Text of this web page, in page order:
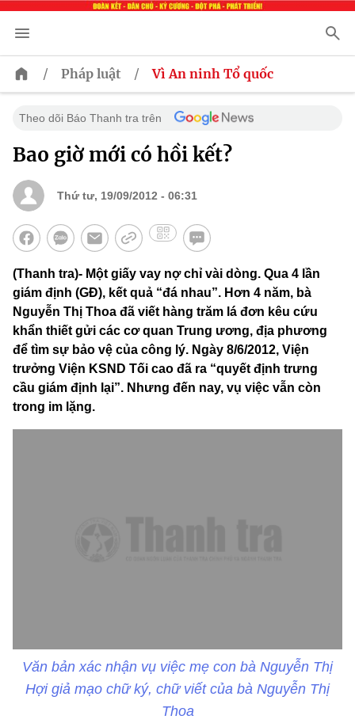
/ Pháp luật / Vì An ninh Tổ quốc
Theo dõi Báo Thanh tra trên
Bao giờ mới có hồi kết?
Thứ tư, 19/09/2012 - 06:31
(Thanh tra)- Một giấy vay nợ chỉ vài dòng. Qua 4 lần
giám định (GĐ), kết quả “đá nhau”. Hơn 4 năm, bà
Nguyễn Thị Thoa đã viết hàng trăm lá đơn kêu cứu
khẩn thiết gửi các cơ quan Trung ương, địa phương
để tìm sự bảo vệ của công lý. Ngày 8/6/2012, Viện
trưởng Viện KSND Tối cao đã ra “quyết định trưng
cầu giám định lại”. Nhưng đến nay, vụ việc vẫn còn
trong im lặng.
Văn bản xác nhận vụ việc mẹ con bà Nguyễn Thị
Hợi giả mạo chữ ký, chữ viết của bà Nguyễn Thị
Thoa